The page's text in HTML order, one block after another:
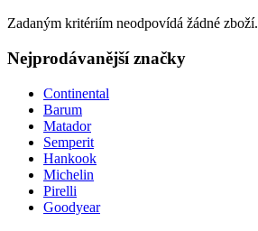
Zadaným kritériím neodpovídá žádné zboží.
Nejprodávanější značky
Continental
Barum
Matador
Semperit
Hankook
Michelin
Pirelli
Goodyear